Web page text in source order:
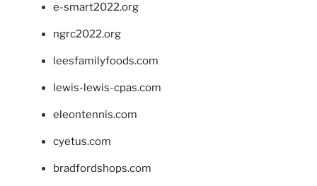
e-smart2022.org
ngrc2022.org
leesfamilyfoods.com
lewis-lewis-cpas.com
eleontennis.com
cyetus.com
bradfordshops.com